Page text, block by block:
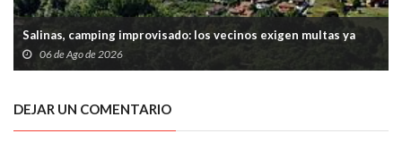
Salinas, camping improvisado: los vecinos exigen multas ya
06 de Ago de 2026
DEJAR UN COMENTARIO